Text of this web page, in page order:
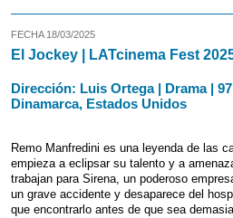
FECHA 18/03/2025
El Jockey | LATcinema Fest
Dirección: Luis Ortega | Drama |
Dinamarca, Estados Unidos
Remo Manfredini es una leyenda de las
empieza a eclipsar su talento y a
trabajan para Sirena, un poderoso
un grave accidente y desaparece del
que encontrarlo antes de que sea